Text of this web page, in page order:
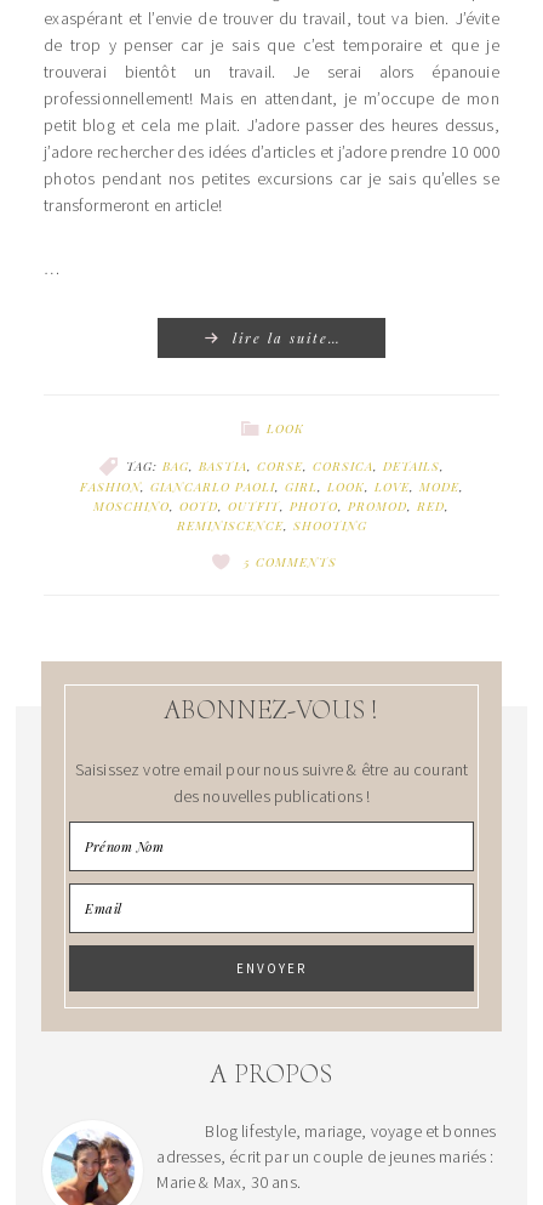
exaspérant et l’envie de trouver du travail, tout va bien. J’évite
de trop y penser car je sais que c’est temporaire et que je
trouverai bientôt un travail. Je serai alors épanouie
professionnellement! Mais en attendant, je m’occupe de mon
petit blog et cela me plait. J’adore passer des heures dessus,
j’adore rechercher des idées d’articles et j’adore prendre 10 000
photos pendant nos petites excursions car je sais qu’elles se
transformeront en article!
…
lire la suite…
LOOK
TAG: BAG BASTIA CORSE CORSICA DETAILS
FASHION, GIANCARLO PAOLI, GIRL LOOK LOVE, MODE,
MOSCHINO
OOTD OUTFIT PHOTO PROMOD RED
REMINISCENCE, SHOOTING
5 COMMENTS
ABONNEZ-VOUS !
Saisissez votre email pour nous suivre & être au courant
des nouvelles publications !
A PROPOS
Blog lifestyle, mariage, voyage et bonnes
adresses, écrit par un couple de jeunes mariés :
Marie & Max, 30 ans.